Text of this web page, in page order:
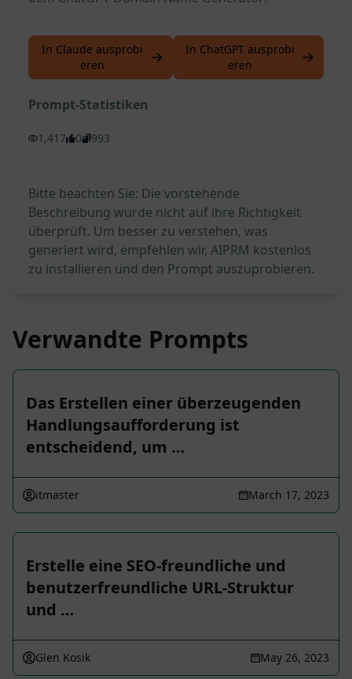
In Claude ausprobi
eren
In ChatGPT ausprobi
eren
Prompt-Statistiken
1,417 0 993
Bitte beachten Sie: Die vorstehende
Beschreibung wurde nicht auf ihre Richtigkeit
überprüft. Um besser zu verstehen, was
generiert wird, empfehlen wir, AIPRM kostenlos
zu installieren und den Prompt auszuprobieren.
Verwandte Prompts
Das Erstellen einer überzeugenden
Handlungsaufforderung ist
entscheidend, um …
itmaster March 17, 2023
Erstelle eine SEO-freundliche und
benutzerfreundliche URL-Struktur
und …
Glen Kosik May 26, 2023